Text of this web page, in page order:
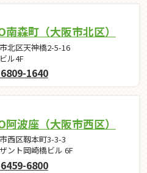
南森町（大阪市北区）
北区天神橋2-5-16
ル4F
1640
阿波座（大阪市西区）
西区靱本町3-3-3
ント岡崎橋ビル 6F
6800